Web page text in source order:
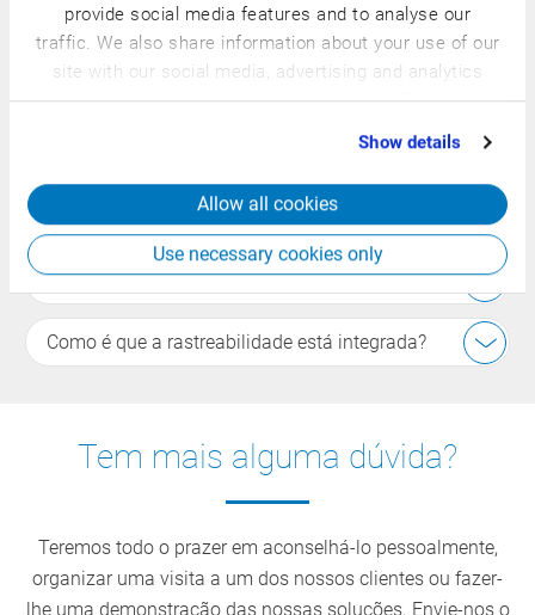
provide social media features and to analyse our
traffic. We also share information about your use of our
site with our social media, advertising and analytics
partners who may combine it with other information
that you’ve provided to them or that they’ve collected
Show details
Allow all cookies
Use necessary cookies only
CSB?
Desde a receção, passando pela classificação, até à
transferência para a desmancha, o armazenamento e a
comercialização – tudo integrado no sistema.
O que envolve o planeamento de batalha?
Que dados são recolhidos?
Como é que a rastreabilidade está integrada?
Tem mais alguma dúvida?
Teremos todo o prazer em aconselhá-lo pessoalmente,
organizar uma visita a um dos nossos clientes ou fazer-
lhe uma demonstração das nossas soluções. Envie-nos o